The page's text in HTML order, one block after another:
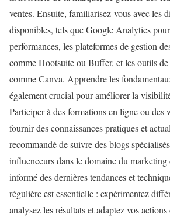
ventes. Ensuite, familiarisez-vous avec les
disponibles, tels que Google Analytics
performances, les plateformes de gestion
comme Hootsuite ou Buffer, et les outils
comme Canva. Apprendre les
également crucial pour améliorer la
Participer à des formations en ligne ou des
fournir des connaissances pratiques et
recommandé de suivre des blogs
influenceurs dans le domaine du
informé des dernières tendances et
régulière est essentielle : expérimentez
analysez les résultats et adaptez vos